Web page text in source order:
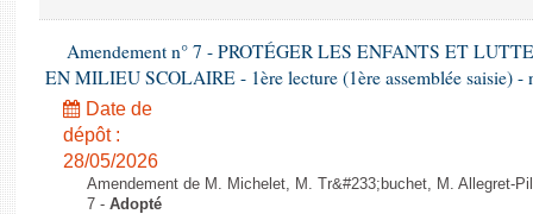
Amendement n° 7 - PROTÉGER LES ENFANTS ET
EN MILIEU SCOLAIRE - 1ère lecture (1ère assemblée saisie) -
Date de
dépôt :
28/05/2026
Amendement de M. Michelet, M. Tr&#233;buchet, M. Allegret-
7 - Adopté